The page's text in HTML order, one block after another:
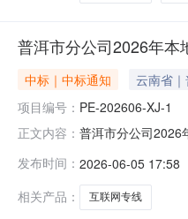
普洱市分公司2026年本
中标｜中标通知 云南省
项目编号： PE-202606-XJ-1
正文内容： 普洱市分公司2026
采购1.5采购内容
发布时间： 2026-06-05 17:58
相关产品：
互联网专线